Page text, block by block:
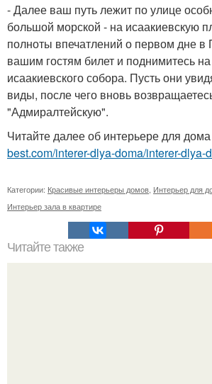
- Далее ваш путь лежит по улице
большой морской - на исаакиевскую
полноты впечатлений о первом дне в
вашим гостям билет и поднимитесь
исаакиевского собора. Пусть они
виды, после чего вновь
"Адмиралтейскую".
Читайте далее об интерьере для дома
best.com/interer-dlya-doma/interer-dlya-
Категории: Красивые интерьеры домов Интерьер для
Интерьер зала в квартире
Читайте также